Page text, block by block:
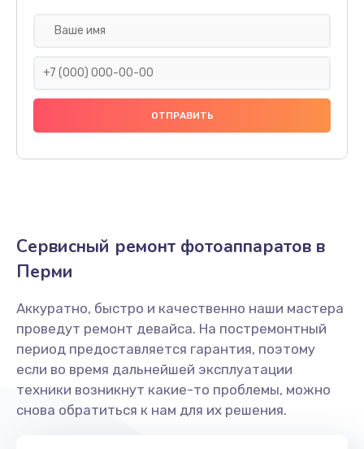
Замена дисплея (экрана)
Замена / ремонт инфракрасного датчика
1800 руб.
Замена ультразвукового мотора
1800 руб.
Заказать
Сервисный ремонт фотоаппаратов в
Перми
Аккуратно, быстро и качественно наши мастера
проведут ремонт девайса. На постремонтный
период предоставляется гарантия, поэтому
если во время дальнейшей эксплуатации
техники возникнут какие-то проблемы, можно
снова обратиться к нам для их решения.